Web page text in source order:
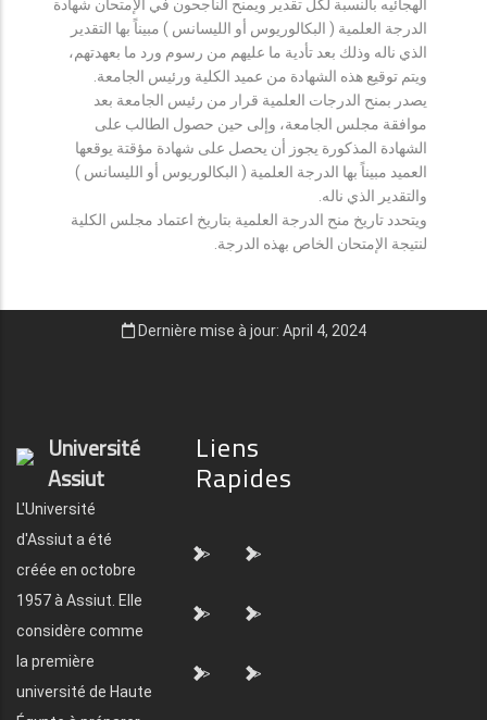
الهجائيه بالنسبة لكل تقدير ويمنح الناجحون في الإمتحان شهادة
الدرجة العلمية ( البكالوريوس أو الليسانس ) مبيناً بها التقدير
الذي ناله وذلك بعد تأدية ما عليهم من رسوم ورد ما بعهدتهم،
ويتم توقيع هذه الشهادة من عميد الكلية ورئيس الجامعة.
يصدر بمنح الدرجات العلمية قرار من رئيس الجامعة بعد
موافقة مجلس الجامعة، وإلى حين حصول الطالب على
الشهادة المذكورة يجوز أن يحصل على شهادة مؤقتة يوقعها
العميد مبيناً بها الدرجة العلمية ( البكالوريوس أو الليسانس )
والتقدير الذي ناله.
ويتحدد تاريخ منح الدرجة العلمية بتاريخ اعتماد مجلس الكلية
لنتيجة الإمتحان الخاص بهذه الدرجة.
Dernière mise à jour: April 4, 2024
Université
Assiut
L'Université
d'Assiut a été
créée en octobre
1957 à Assiut. Elle
considère comme
la première
université de Haute
Liens
Rapides
"> ">
"> ">
"> ">